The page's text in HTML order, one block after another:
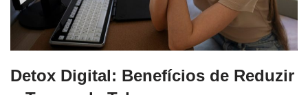
Detox Digital: Benefícios de Reduzir